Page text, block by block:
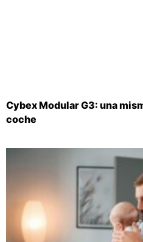
Cybex Modular G3: una
coche